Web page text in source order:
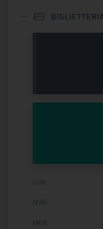
Orario di
LUN
MAR
MER